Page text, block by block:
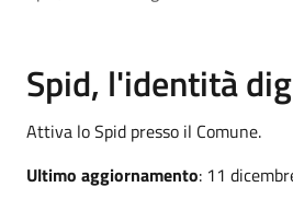
Spid, l'identità
Attiva lo Spid presso il Comune.
Ultimo aggiornamento: 11